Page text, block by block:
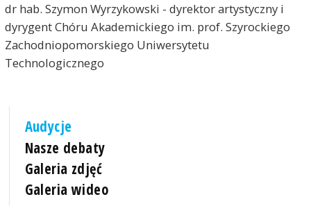
dr hab. Szymon Wyrzykowski - dyrektor artystyczny i
dyrygent Chóru Akademickiego im. prof. Szyrockiego
Zachodniopomorskiego Uniwersytetu
Technologicznego
Audycje
Nasze debaty
Galeria zdjęć
Galeria wideo